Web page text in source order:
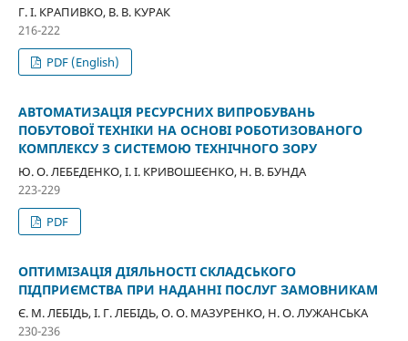
Г. І. КРАПИВКО, В. В. КУРАК
216-222
PDF (English)
АВТОМАТИЗАЦІЯ РЕСУРСНИХ ВИПРОБУВАНЬ
ПОБУТОВОЇ ТЕХНІКИ НА ОСНОВІ РОБОТИЗОВАНОГО
КОМПЛЕКСУ З СИСТЕМОЮ ТЕХНІЧНОГО ЗОРУ
Ю. О. ЛЕБЕДЕНКО, І. І. КРИВОШЕЄНКО, Н. В. БУНДА
223-229
PDF
ОПТИМІЗАЦІЯ ДІЯЛЬНОСТІ СКЛАДСЬКОГО
ПІДПРИЄМСТВА ПРИ НАДАННІ ПОСЛУГ ЗАМОВНИКАМ
Є. М. ЛЕБІДЬ, І. Г. ЛЕБІДЬ, О. О. МАЗУРЕНКО, Н. О. ЛУЖАНСЬКА
230-236